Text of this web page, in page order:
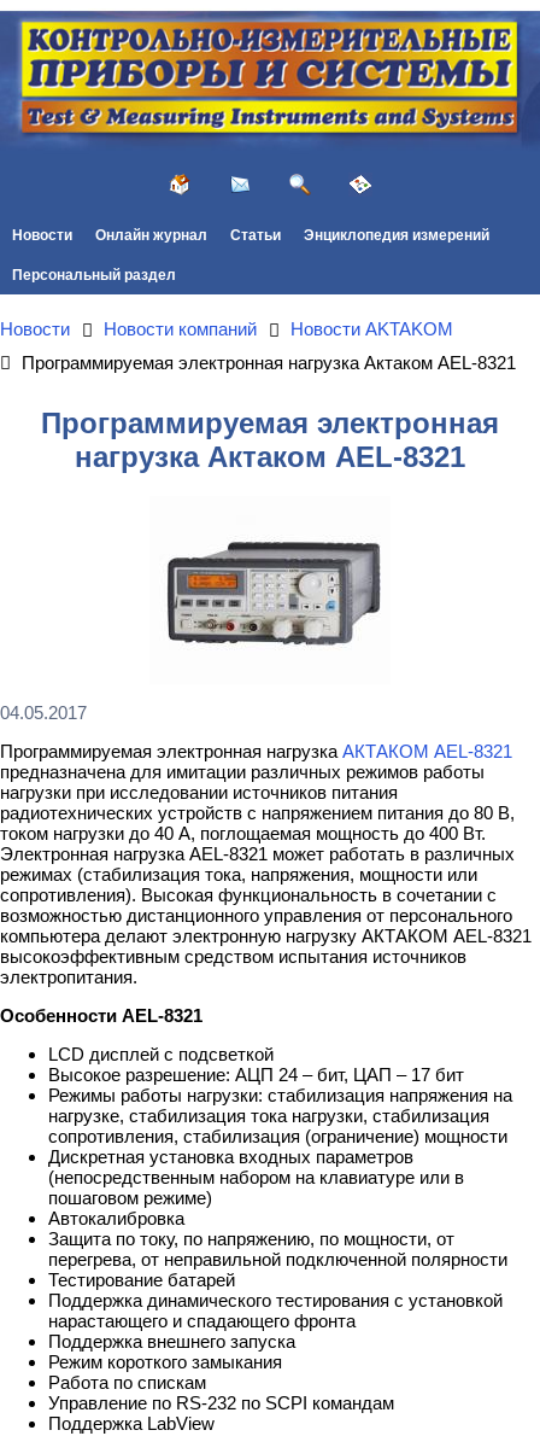
Новости Онлайн журнал Статьи Энциклопедия измерений
Персональный раздел
Новости Новости компаний
Новости AKTAKOM
Программируемая электронная нагрузка Актаком AEL-8321
Программируемая электронная
нагрузка Актаком AEL-8321
04.05.2017
Программируемая электронная нагрузка АКТАКОМ AEL-8321
предназначена для имитации различных режимов работы
нагрузки при исследовании источников питания
радиотехнических устройств с напряжением питания до 80 В,
током нагрузки до 40 А, поглощаемая мощность до 400 Вт.
Электронная нагрузка AEL-8321 может работать в различных
режимах (стабилизация тока, напряжения, мощности или
сопротивления). Высокая функциональность в сочетании с
возможностью дистанционного управления от персонального
компьютера делают электронную нагрузку АКТАКОМ AEL-8321
высокоэффективным средством испытания источников
электропитания.
Особенности АEL-8321
LCD дисплей с подсветкой
Высокое разрешение: АЦП 24 – бит, ЦАП – 17 бит
Режимы работы нагрузки: стабилизация напряжения на
нагрузке, стабилизация тока нагрузки, стабилизация
сопротивления, стабилизация (ограничение) мощности
Дискретная установка входных параметров
(непосредственным набором на клавиатуре или в
пошаговом режиме)
Автокалибровка
Защита по току, по напряжению, по мощности, от
перегрева, от неправильной подключенной полярности
Тестирование батарей
Поддержка динамического тестирования с установкой
нарастающего и спадающего фронта
Поддержка внешнего запуска
Режим короткого замыкания
Работа по спискам
Управление по RS-232 по SCPI командам
Поддержка LabView